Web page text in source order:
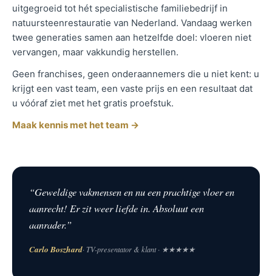
uitgegroeid tot hét specialistische familiebedrijf in
natuursteenrestauratie van Nederland. Vandaag werken
twee generaties samen aan hetzelfde doel: vloeren niet
vervangen, maar vakkundig herstellen.
Geen franchises, geen onderaannemers die u niet kent: u
krijgt een vast team, een vaste prijs en een resultaat dat
u vóóraf ziet met het gratis proefstuk.
Maak kennis met het team →
“Geweldige vakmensen en nu een prachtige vloer en
aanrecht! Er zit weer liefde in. Absoluut een
aanrader.”
Carlo Boszhard· TV-presentator & klant · ★★★★★